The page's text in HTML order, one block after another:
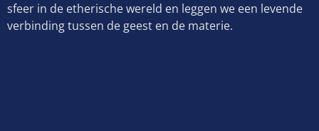
sfeer in de etherische wereld en leggen we een levende
verbinding tussen de geest en de materie.